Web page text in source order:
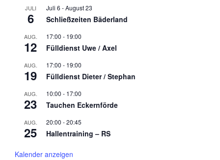
JULI
6
Juli 6 -August 23
Schließzeiten Bäderland
AUG.
12
17:00 - 19:00
Fülldienst Uwe / Axel
AUG.
19
17:00 - 19:00
Fülldienst Dieter / Stephan
AUG.
23
10:00 - 17:00
Tauchen Eckernförde
AUG.
25
20:00 -20:45
Hallentraining – RS
Kalender anzeigen